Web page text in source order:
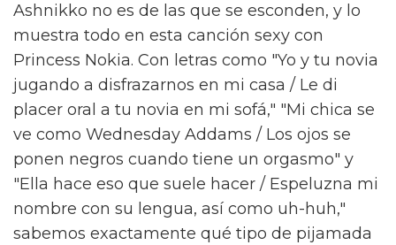
Ashnikko no es de las que se esconden, y lo
muestra todo en esta canción sexy con
Princess Nokia. Con letras como "Yo y tu novia
jugando a disfrazarnos en mi casa / Le di
placer oral a tu novia en mi sofá," "Mi chica se
ve como Wednesday Addams / Los ojos se
ponen negros cuando tiene un orgasmo" y
"Ella hace eso que suele hacer / Espeluzna mi
nombre con su lengua, así como uh-huh,"
sabemos exactamente qué tipo de pijamada